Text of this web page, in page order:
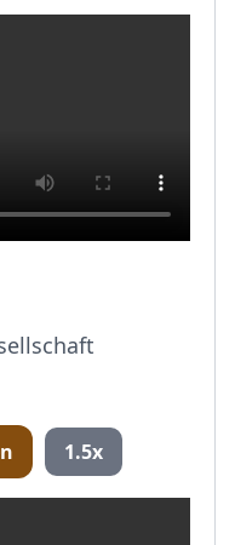
1.5x